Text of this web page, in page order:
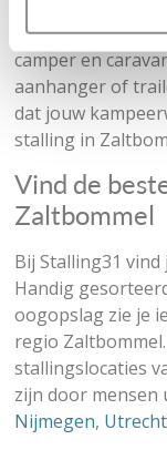
gerund door
weten hoe ze
camper en
aanhanger of
dat jouw
stalling in
Vind de
Zaltbommel
Bij Stalling31
Handig
oogopslag zie je
regio
stallingslocaties
zijn door mensen
Nijmegen, Utrecht